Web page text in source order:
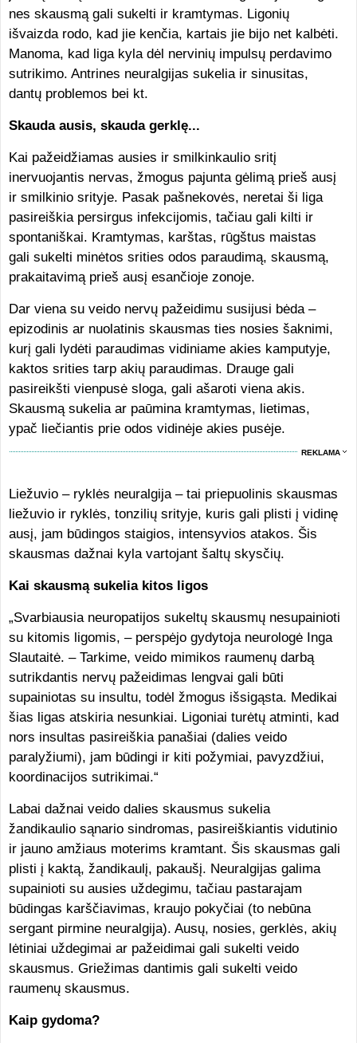
nes skausmą gali sukelti ir kramtymas. Ligonių
išvaizda rodo, kad jie kenčia, kartais jie bijo net kalbėti.
Manoma, kad liga kyla dėl nervinių impulsų perdavimo
sutrikimo. Antrines neuralgijas sukelia ir sinusitas,
dantų problemos bei kt.
Skauda ausis, skauda gerklę...
Kai pažeidžiamas ausies ir smilkinkaulio sritį
inervuojantis nervas, žmogus pajunta gėlimą prieš ausį
ir smilkinio srityje. Pasak pašnekovės, neretai ši liga
pasireiškia persirgus infekcijomis, tačiau gali kilti ir
spontaniškai. Kramtymas, karštas, rūgštus maistas
gali sukelti minėtos srities odos paraudimą, skausmą,
prakaitavimą prieš ausį esančioje zonoje.
Dar viena su veido nervų pažeidimu susijusi bėda –
epizodinis ar nuolatinis skausmas ties nosies šaknimi,
kurį gali lydėti paraudimas vidiniame akies kamputyje,
kaktos srities tarp akių paraudimas. Drauge gali
pasireikšti vienpusė sloga, gali ašaroti viena akis.
Skausmą sukelia ar paūmina kramtymas, lietimas,
ypač liečiantis prie odos vidinėje akies pusėje.
REKLAMA
Liežuvio – ryklės neuralgija – tai priepuolinis skausmas
liežuvio ir ryklės, tonzilių srityje, kuris gali plisti į vidinę
ausį, jam būdingos staigios, intensyvios atakos. Šis
skausmas dažnai kyla vartojant šaltų skysčių.
Kai skausmą sukelia kitos ligos
„Svarbiausia neuropatijos sukeltų skausmų nesupainioti
su kitomis ligomis, – perspėjo gydytoja neurologė Inga
Slautaitė. – Tarkime, veido mimikos raumenų darbą
sutrikdantis nervų pažeidimas lengvai gali būti
supainiotas su insultu, todėl žmogus išsigąsta. Medikai
šias ligas atskiria nesunkiai. Ligoniai turėtų atminti, kad
nors insultas pasireiškia panašiai (dalies veido
paralyžiumi), jam būdingi ir kiti požymiai, pavyzdžiui,
koordinacijos sutrikimai.“
Labai dažnai veido dalies skausmus sukelia
žandikaulio sąnario sindromas, pasireiškiantis vidutinio
ir jauno amžiaus moterims kramtant. Šis skausmas gali
plisti į kaktą, žandikaulį, pakaušį. Neuralgijas galima
supainioti su ausies uždegimu, tačiau pastarajam
būdingas karščiavimas, kraujo pokyčiai (to nebūna
sergant pirmine neuralgija). Ausų, nosies, gerklės, akių
lėtiniai uždegimai ar pažeidimai gali sukelti veido
skausmus. Griežimas dantimis gali sukelti veido
raumenų skausmus.
Kaip gydoma?